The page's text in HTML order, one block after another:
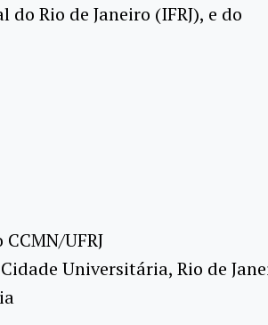
do Rio de Janeiro (IFRJ), e do
UFRJ
Universitária, Rio de